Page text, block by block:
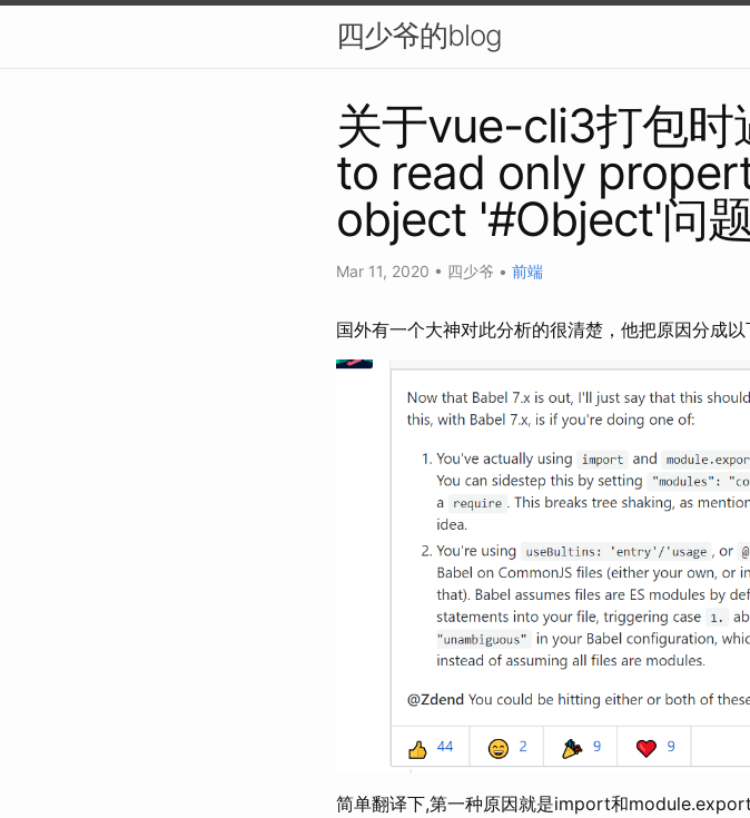
四少爷的blog
关于vue-cli3打包
to read only
object '#Object'问
Mar 11, 2020 • 四少爷 • 前端
国外有一个大神对此分析的很清楚，他把原因分成以
简单翻译下,第一种原因就是import和